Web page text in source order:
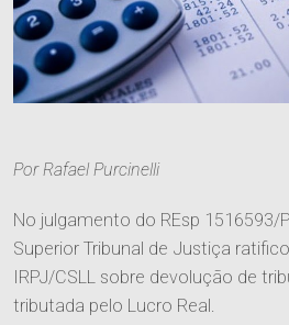
Por Rafael Purcinelli
No julgamento do REsp 1516593/
Superior Tribunal de Justiça
IRPJ/CSLL sobre devolução de
tributada pelo Lucro Real.